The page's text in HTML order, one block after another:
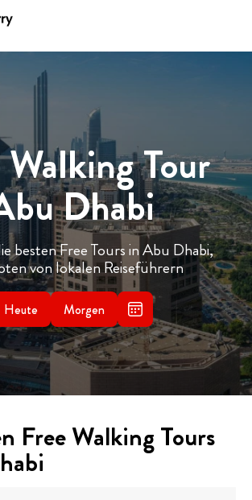
Tour
Dhabi
besten Free Tours in Abu Dhabi,
von lokalen Reiseführern
Heute Morgen
Free Walking Tours